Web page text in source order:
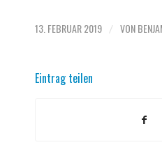
13. FEBRUAR 2019 / VON
Eintrag teilen